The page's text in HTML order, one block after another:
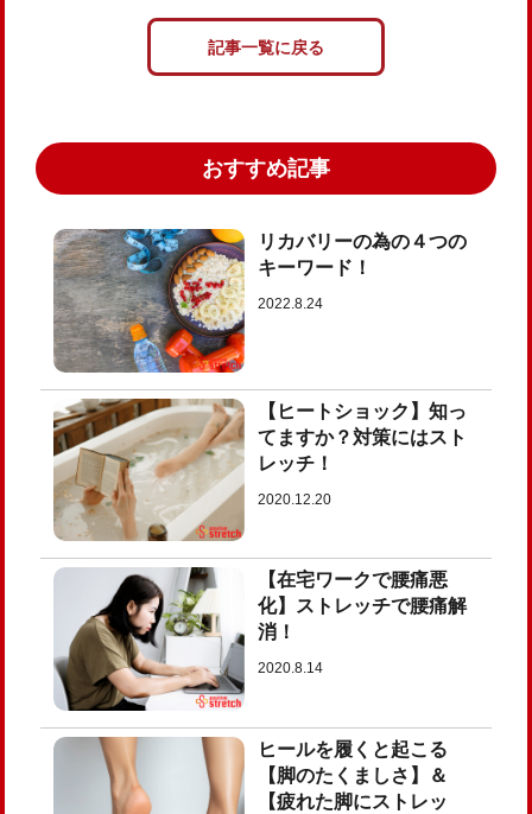
記事一覧に戻る
おすすめ記事
リカバリーの為の４つの
キーワード！
2022.8.24
【ヒートショック】知っ
てますか？対策にはスト
レッチ！
2020.12.20
【在宅ワークで腰痛悪
化】ストレッチで腰痛解
消！
2020.8.14
ヒールを履くと起こる
【脚のたくましさ】＆
【疲れた脚にストレッ